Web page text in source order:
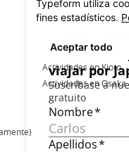
Actividades en Tokio
Actividades en Kioto
Actividades en Osaka